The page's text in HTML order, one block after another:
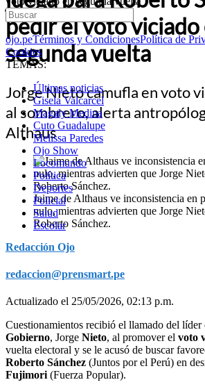
ojo.peTérminos y CondicionesPolítica de
Cookies
TEMAS:
Últimas noticias
Gisela Valcarcel
Magaly Medina
Cuto Guadalupe
Melissa Paredes
Ojo Show
Locomundo
Política
Deportes
Policial
Salud
Escolar
pedir el voto viciado
segunda vuelta
Jorge Nieto camufla en voto
al sombrero, alerta
Althaus
Jaime de Althaus ve inconsistencia en
nulo, mientras advierten que Jorge
Roberto Sánchez.
Redacción Ojo
redaccion@prensmart.pe
Actualizado el 25/05/2026, 02:13 p.m.
Cuestionamientos recibió el llamado del líder
Gobierno, Jorge Nieto, al promover el voto
vuelta electoral y se le acusó de buscar
Roberto Sánchez (Juntos por el Perú) en
Fujimori (Fuerza Popular).